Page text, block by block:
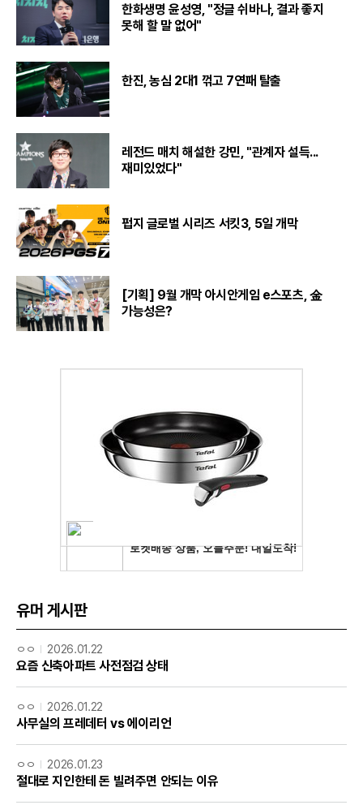
한화생명 윤성영, "정글 쉬바나, 결과 좋지
못해 할 말 없어"
한진, 농심 2대1 꺾고 7연패 탈출
레전드 매치 해설한 강민, "관계자 설득...
재미있었다"
펍지 글로벌 시리즈 서킷3, 5일 개막
[기획] 9월 개막 아시안게임 e스포츠, 金
가능성은?
유머 게시판
ㅇㅇ 2026.01.22
요즘 신축아파트 사전점검 상태
ㅇㅇ 2026.01.22
사무실의 프레데터 vs 에이리언
ㅇㅇ 2026.01.23
절대로 지인한테 돈 빌려주면 안되는 이유